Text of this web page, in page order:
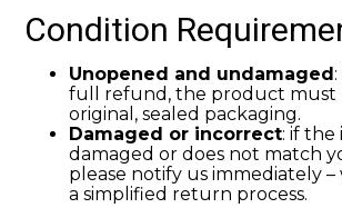
Apsauga nuo saulės veidui
Savaiminio įdegio
Makiažo šepetėliai
Plaukų šepečiai
Rinkiniai su nuolaida
Pasiūlymai
Prekiniai ženklai
Dovanų kuponai
VISOS PREKĖS
Condition
Unopened and undamaged
full refund, the product must
original, sealed packaging.
Damaged or incorrect: if the
damaged or does not match
please notify us immediately
a simplified return process.